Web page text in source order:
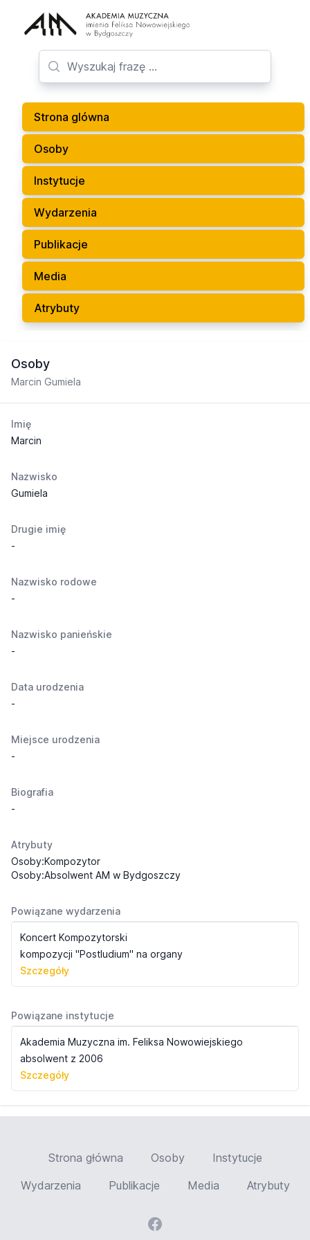
Strona glówna
Osoby
Instytucje
Wydarzenia
Publikacje
Media
Atrybuty
Osoby
Marcin Gumiela
Imię
Marcin
Nazwisko
Gumiela
Drugie imię
-
Nazwisko rodowe
-
Nazwisko panieńskie
-
Data urodzenia
-
Miejsce urodzenia
-
Biografia
-
Atrybuty
Osoby:Kompozytor
Osoby:Absolwent AM w Bydgoszczy
Powiązane wydarzenia
Koncert Kompozytorski
kompozycji "Postludium" na organy
Szczegóły
Powiązane instytucje
Akademia Muzyczna im. Feliksa Nowowiejskiego
absolwent z 2006
Szczegóły
Strona główna Osoby
Instytucje
Wydarzenia
Publikacje Media Atrybuty